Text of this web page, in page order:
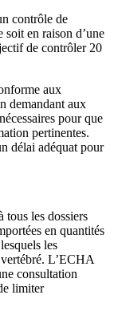
contrôle de
en raison d’une
de contrôler 20
aux
demandant aux
pour que
pertinentes.
délai adéquat pour
tous les dossiers
en quantités
les
L’ECHA
consultation
limiter